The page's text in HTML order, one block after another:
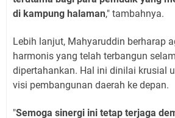
di kampung halaman," tambahnya.
Lebih lanjut, Mahyaruddin berharap
harmonis yang telah terbangun
dipertahankan. Hal ini dinilai krusial
visi pembangunan daerah ke depan.
"Semoga sinergi ini tetap terjaga